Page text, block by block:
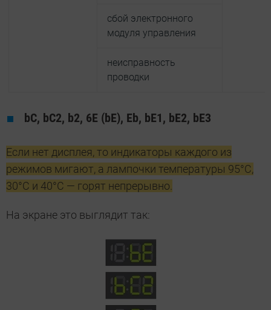
сбой электронного
модуля управления
неисправность
проводки
bC, bC2, b2, 6Е (bE), Eb, bE1, bE2, bE3
Если нет дисплея, то индикаторы каждого из
режимов мигают, а лампочки температуры 95°С,
30°С и 40°С — горят непрерывно.
На экране это выглядит так: